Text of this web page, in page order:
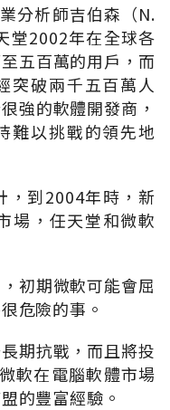
分析師吉伯森（N.
堂2002年在全球各
五百萬的用戶，而
突破兩千五百萬人
強的軟體開發商，
難以挑戰的領先地
，到2004年時，新
場，任天堂和微軟
初期微軟可能會屈
危險的事。
期抗戰，而且將投
軟在電腦軟體市場
的豐富經驗。